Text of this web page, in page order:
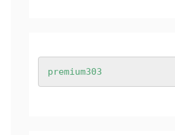
premium303